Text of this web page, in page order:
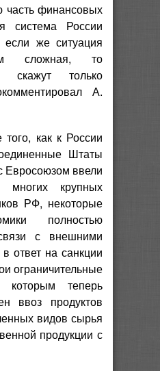
финансовых
система России
если же ситуация
сложная, то
скажут только
А.
как к России
Штаты
Евросоюзом ввели
многих крупных
РФ, некоторые
полностью
с внешними
ответ на санкции
ограничительные
которым теперь
ввоз продуктов
видов сырья
продукции с